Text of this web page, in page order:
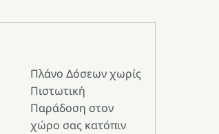
Πλάνο Δόσεων χωρίς
Πιστωτική
Παράδοση στον
χώρο σας κατόπιν